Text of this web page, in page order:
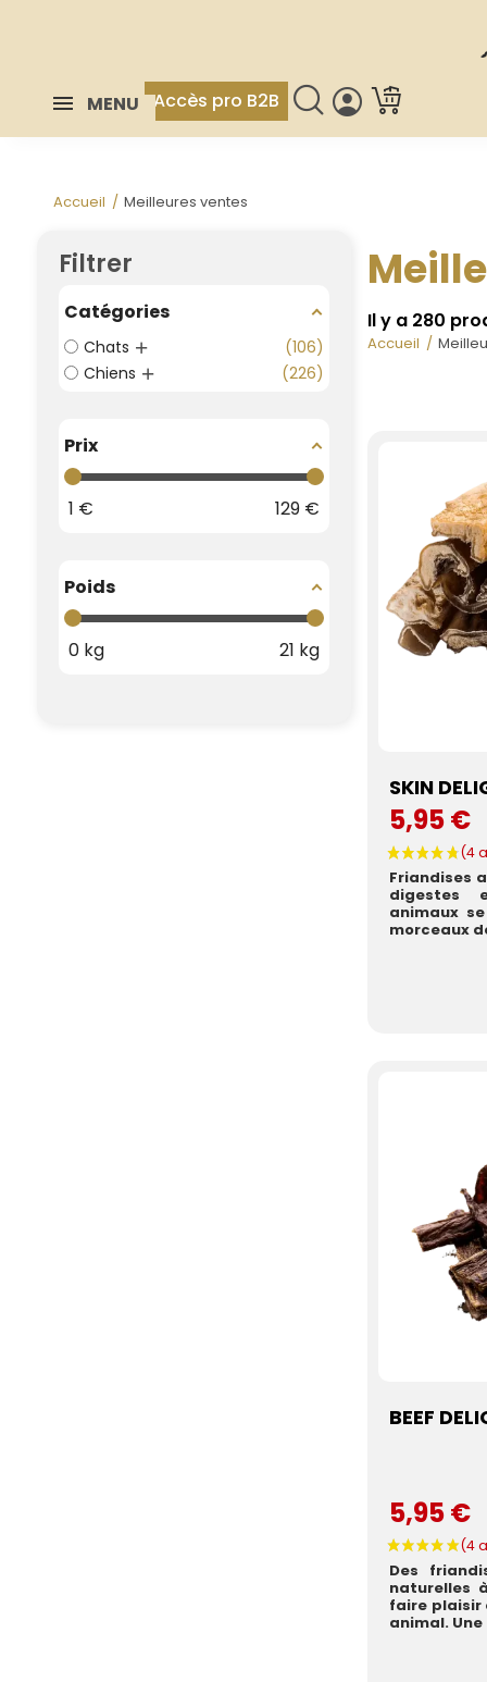
MENU Accès pro B2B
Accueil Meilleures ventes
Filtrer
Catégories
Chats
106
Chiens
226
Prix
1 € 129€
Poids
0 kg 21 kg
Il y a 280
Accueil
SKIN
5,95 €
Friandises
digestes
animaux
morceaux
BEEF
5,95 €
Des
naturelles
faire plaisir
animal. Une